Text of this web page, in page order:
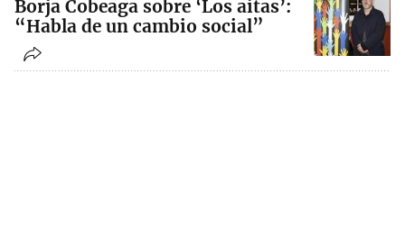
Borja Cobeaga sobre ‘Los aitas’:
“Habla de un cambio social”